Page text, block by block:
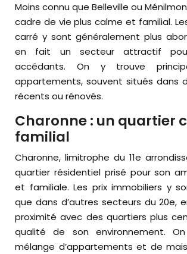
Moins connu que Belleville ou
cadre de vie plus calme et familial.
carré y sont généralement plus
en fait un secteur attractif
accédants. On y trouve
appartements, souvent situés dans
récents ou rénovés.
Charonne : un quartier
familial
Charonne, limitrophe du 11e
quartier résidentiel prisé pour son
et familiale. Les prix immobiliers y
que dans d’autres secteurs du 20e,
proximité avec des quartiers plus
qualité de son environnement.
mélange d’appartements et de